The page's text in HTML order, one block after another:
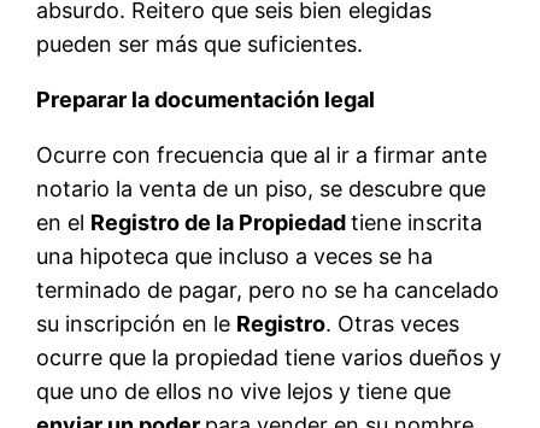
absurdo. Reitero que seis bien elegidas
pueden ser más que suficientes.
Preparar la documentación legal
Ocurre con frecuencia que al ir a firmar ante
notario la venta de un piso, se descubre que
en el Registro de la Propiedadtiene inscrita
una hipoteca que incluso a veces se ha
terminado de pagar, pero no se ha cancelado
su inscripción en le Registro. Otras veces
ocurre que la propiedad tiene varios dueños y
que uno de ellos no vive lejos y tiene que